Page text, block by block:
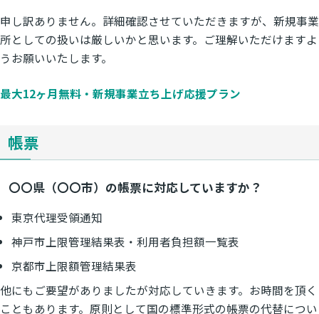
申し訳ありません。詳細確認させていただきますが、新規事業
所としての扱いは厳しいかと思います。ご理解いただけますよ
うお願いいたします。
最大12ヶ月無料・新規事業立ち上げ応援プラン
帳票
〇〇県（〇〇市）の帳票に対応していますか？
東京代理受領通知
神戸市上限管理結果表・利用者負担額一覧表
京都市上限額管理結果表
他にもご要望がありましたが対応していきます。お時間を頂く
こともあります。原則として国の標準形式の帳票の代替につい